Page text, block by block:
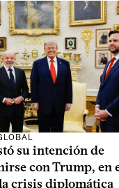
su intención de
con Trump, en
crisis diplomática